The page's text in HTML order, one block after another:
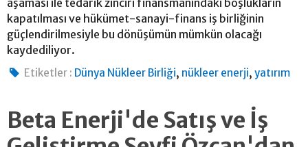
aşaması ile tedarik zinciri finansmanındaki boşlukların
kapatılması ve hükümet-sanayi-finans iş birliğinin
güçlendirilmesiyle bu dönüşümün mümkün olacağı
kaydediliyor.
Etiketler : Dünya Nükleer Birliği, nükleer enerji,yatırım
Beta Enerji'de Satış ve İş